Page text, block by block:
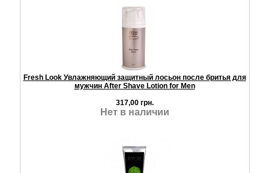
Fresh Look Увлажняющий защитный лосьон после бритья для
мужчин After Shave Lotion for Men
317,00 грн.
Нет в наличии